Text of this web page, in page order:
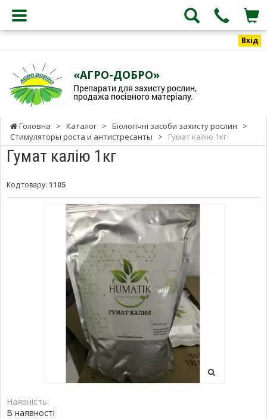
Вхід
«АГРО-ДОБРО»
Препарати для захисту рослин,
продажа посівного матеріалу.
Головна > Каталог > Біологічні засоби захисту рослин
>
Стимуляторы роста и антистресанты
> Гумат калію 1кг
Гумат калію 1кг
Код товару: 1105
Наявність:
В наявності